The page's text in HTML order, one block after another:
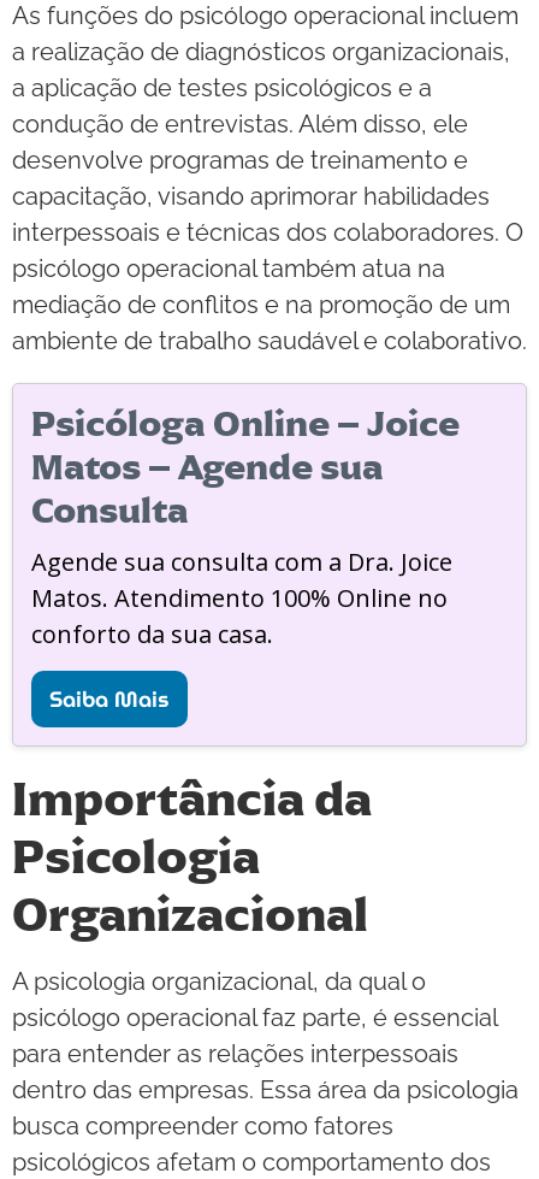
As funções do psicólogo operacional incluem
a realização de diagnósticos organizacionais,
a aplicação de testes psicológicos e a
condução de entrevistas. Além disso, ele
desenvolve programas de treinamento e
capacitação, visando aprimorar habilidades
interpessoais e técnicas dos colaboradores. O
psicólogo operacional também atua na
mediação de conflitos e na promoção de um
ambiente de trabalho saudável e colaborativo.
Psicóloga Online – Joice
Matos – Agende sua
Consulta
Agende sua consulta com a Dra. Joice
Matos. Atendimento 100% Online no
conforto da sua casa.
Saiba Mais
Importância da
Psicologia
Organizacional
A psicologia organizacional, da qual o
psicólogo operacional faz parte, é essencial
para entender as relações interpessoais
dentro das empresas. Essa área da psicologia
busca compreender como fatores
psicológicos afetam o comportamento dos